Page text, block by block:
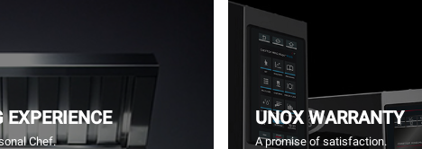
Chef.
UNOX WARRANTY
A promise of satisfaction.